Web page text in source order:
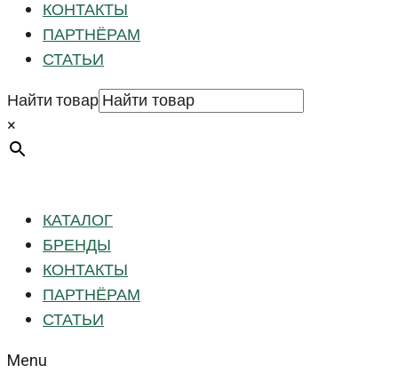
КОНТАКТЫ
ПАРТНЁРАМ
СТАТЬИ
Найти товар
×
КАТАЛОГ
БРЕНДЫ
КОНТАКТЫ
ПАРТНЁРАМ
СТАТЬИ
Menu